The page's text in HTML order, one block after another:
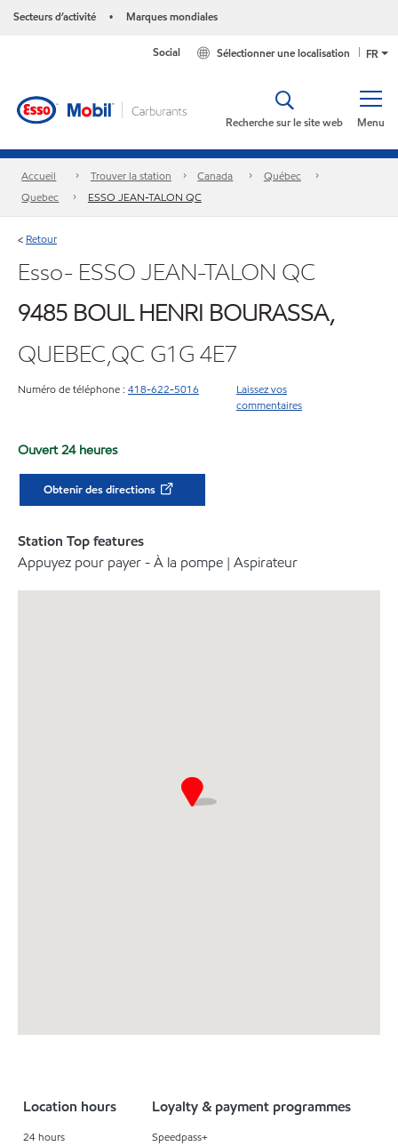
Secteurs d’activité • Marques mondiales
FR
Sélectionner une localisation
Social
Menu
Recherche sur le site web
Accueil Trouver la station Canada
Québec
Quebec
ESSO JEAN-TALON QC
< Retour
Esso- ESSO JEAN-TALON QC
9485 BOUL HENRI BOURASSA,
QUEBEC,QC G1G 4E7
Numéro de téléphone : 418-622-5016
Laissez vos
commentaires
Ouvert 24 heures
Obtenir des directions
Station Top features
Appuyez pour payer - À la pompe | Aspirateur
Location hours
24 hours
Loyalty & payment programmes
Speedpass+